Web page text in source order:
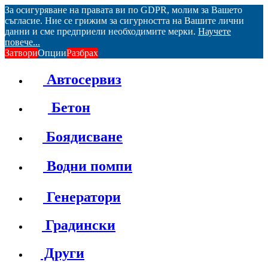
За осигуряване на правата ви по GDPR, молим за Вашето
съгласие. Ние се грижим за сигурността на Вашите лични
данни и сме предприели необходимите мерки. Научете
повече...
ЗатвориОпцииРазбрах
Автосервиз
Бетон
Боядисване
Водни помпи
Генератори
Градински
Други